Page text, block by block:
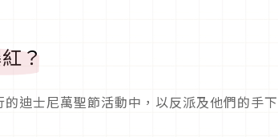
？
迪士尼萬聖節活動中，以反派及他們的手